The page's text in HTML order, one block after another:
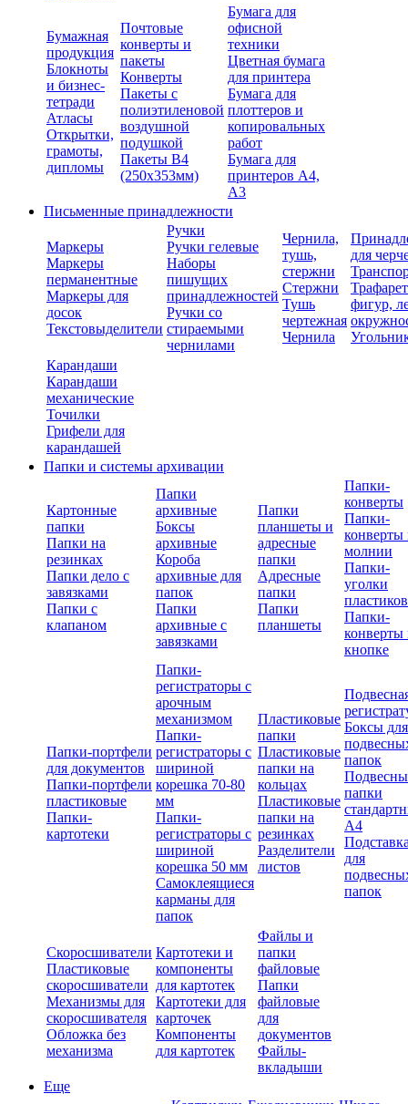
Бумажная
продукция
Блокноты
и бизнес-
тетради
Атласы
Открытки,
грамоты,
дипломы
Почтовые
конверты и
пакеты
Конверты
Пакеты с
полиэтиленовой
воздушной
подушкой
Пакеты В4
(250х353мм)
Бумага для
офисной
техники
Цветная бумага
для принтера
Бумага для
плоттеров и
копировальных
работ
Бумага для
принтеров А4,
А3
Письменные принадлежности
Маркеры
Маркеры
перманентные
Маркеры для
досок
Текстовыделители
Ручки
Ручки гелевые
Наборы
пишущих
принадлежностей
Ручки со
стираемыми
чернилами
Чернила,
тушь,
стержни
Стержни
Тушь
чертежная
Чернила
для
фигур,
Карандаши
Карандаши
механические
Точилки
Грифели для
карандашей
Папки и системы архивации
Картонные
папки
Папки на
резинках
Папки дело с
завязками
Папки с
клапаном
Папки
архивные
Боксы
архивные
Короба
архивные для
папок
Папки
архивные с
завязками
Папки
планшеты и
адресные
папки
Адресные
папки
Папки
планшеты
Папки-
конверты
Папки-
конверты
молнии
Папки-
уголки
Папки-
конверты
кнопке
Папки-портфели
для документов
Папки-портфели
пластиковые
Папки-
картотеки
Папки-
регистраторы с
арочным
механизмом
Папки-
регистраторы с
шириной
корешка 70-80
мм
Папки-
регистраторы с
шириной
корешка 50 мм
Самоклеящиеся
карманы для
папок
Пластиковые
папки
Пластиковые
папки на
кольцах
Пластиковые
папки на
резинках
Разделители
листов
Боксы для
папок
папки
А4
для
папок
Скоросшиватели
Пластиковые
скоросшиватели
Механизмы для
скоросшивателя
Обложка без
механизма
Картотеки и
компоненты
для картотек
Картотеки для
карточек
Компоненты
для картотек
Файлы и
папки
файловые
Папки
файловые
для
документов
Файлы-
вкладыши
Еще